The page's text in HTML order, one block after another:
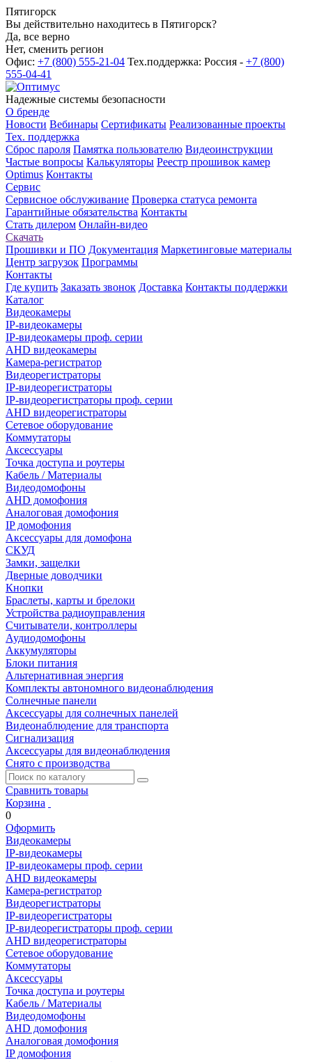
Пятигорск
Вы действительно находитесь в Пятигорск?
Да, все верно
Нет, сменить регион
Офис: +7 (800) 555-21-04 Тех.поддержка: Россия - +7 (800)
555-04-41
Надежные системы безопасности
О бренде
Новости Вебинары Сертификаты Реализованные проекты
Тех. поддержка
Сброс пароля Памятка пользователю Видеоинструкции
Частые вопросы Калькуляторы Реестр прошивок камер
Optimus Контакты
Сервис
Сервисное обслуживание Проверка статуса ремонта
Гарантийные обязательства Контакты
Стать дилером Онлайн-видео
Скачать
Прошивки и ПО Документация Маркетинговые материалы
Центр загрузок Программы
Контакты
Где купить Заказать звонок Доставка Контакты поддержки
Каталог
Видеокамеры
IP-видеокамеры
IP-видеокамеры проф. серии
AHD видеокамеры
Камера-регистратор
Видеорегистраторы
IP-видеорегистраторы
IP-видеорегистраторы проф. серии
AHD видеорегистраторы
Сетевое оборудование
Коммутаторы
Аксессуары
Точка доступа и роутеры
Кабель / Материалы
Видеодомофоны
AHD домофония
Аналоговая домофония
IP домофония
Аксессуары для домофона
СКУД
Замки, защелки
Дверные доводчики
Кнопки
Браслеты, карты и брелоки
Устройства радиоуправления
Считыватели, контроллеры
Аудиодомофоны
Аккумуляторы
Блоки питания
Альтернативная энергия
Комплекты автономного видеонаблюдения
Солнечные панели
Аксессуары для солнечных панелей
Видеонаблюдение для транспорта
Сигнализация
Аксессуары для видеонаблюдения
Снято с производства
Сравнить товары
Корзина
0
Оформить
Видеокамеры
IP-видеокамеры
IP-видеокамеры проф. серии
AHD видеокамеры
Камера-регистратор
Видеорегистраторы
IP-видеорегистраторы
IP-видеорегистраторы проф. серии
AHD видеорегистраторы
Сетевое оборудование
Коммутаторы
Аксессуары
Точка доступа и роутеры
Кабель / Материалы
Видеодомофоны
AHD домофония
Аналоговая домофония
IP домофония